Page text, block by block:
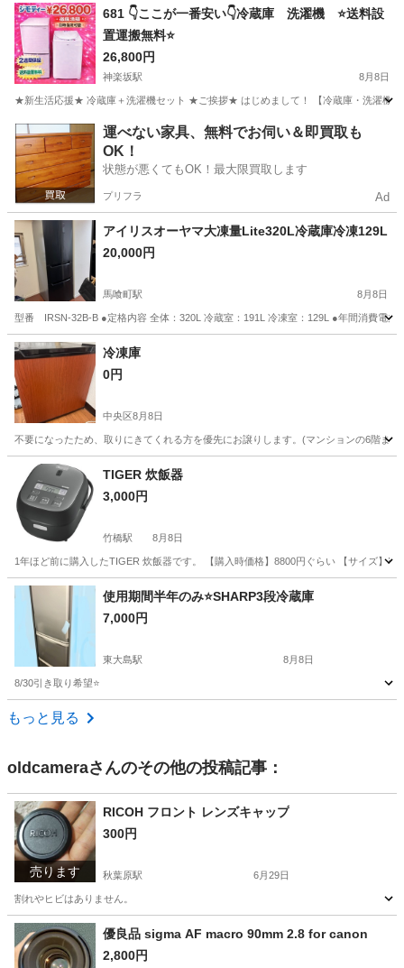
東京 中野区 生活家電 NTR
681 👇ここが一番安い👇冷蔵庫 洗濯機 ⭐️送料設
置運搬無料⭐️
26,800円
神楽坂駅 8月8日
★新生活応援★ 冷蔵庫＋洗濯機セット ★ご挨拶★ はじめまして！ 【冷蔵庫・洗濯機セ
東京 新宿区 神楽坂駅 キッチン家電 セット
運べない家具、無料でお伺い＆即買取も
OK！
状態が悪くてもOK！最大限買取します
プリフラ Ad
アイリスオーヤマ大凍量Lite320L冷蔵庫冷凍129L
20,000円
馬喰町駅 8月8日
型番 IRSN-32B-B ●定格内容 全体：320L 冷蔵室：191L 冷凍室：129L ●年間消費電
東京 中央区 馬喰町駅
冷凍庫
0円
中央区8月8日
不要になったため、取りにきてくれる方を優先にお譲りします。(マンションの6階まで)
東京 中央区 キッチン家電
TIGER 炊飯器
3,000円
竹橋駅 8月8日
1年ほど前に購入したTIGER 炊飯器です。 【購入時価格】8800円ぐらい 【サイズ】
東京 千代田区 竹橋駅 キッチン家電
使用期間半年のみ⭐️SHARP3段冷蔵庫
7,000円
東大島駅 8月8日
8/30引き取り希望⭐️
東京 江東区
もっと見る
oldcameraさんのその他の投稿記事：
売ります
RICOH フロント レンズキャップ
300円
秋葉原駅 6月29日
割れやヒビはありません。
東京 台東区 秋葉原駅
優良品 sigma AF macro 90mm 2.8 for canon
2,800円